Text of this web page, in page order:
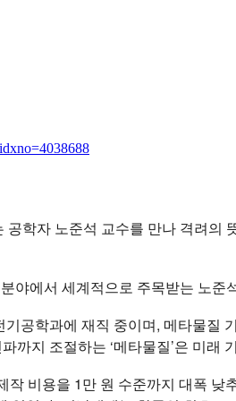
학자 노준석 교수를 만나 격려의
야에서 세계적으로 주목받는 노
공학과에 재직 중이며, 메타물
까지 조절하는 ‘메타물질’은 미래
비용을 1만 원 수준까지 대폭